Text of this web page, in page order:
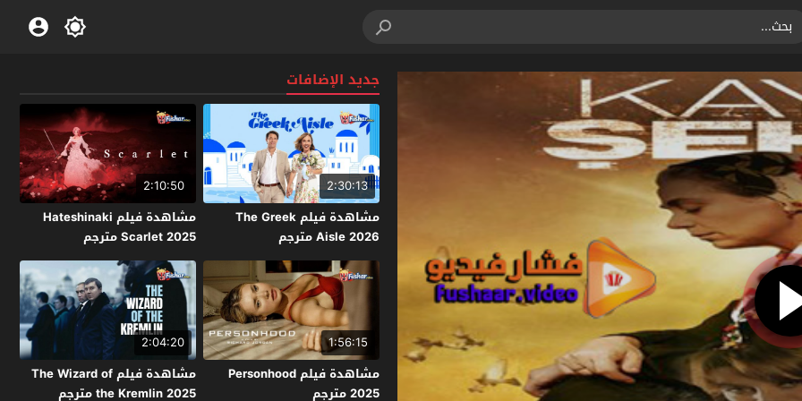
جديد الإضافات
2:30:13
مشاهدة فيلم The Greek
Aisle 2026 مترجم
2:10:50
مشاهدة فيلم Hateshinaki
Scarlet 2025 مترجم
1:56:15
مشاهدة فيلم Personhood
2025 مترجم
2:04:20
مشاهدة فيلم The Wizard of
the Kremlin 2025 مترجم